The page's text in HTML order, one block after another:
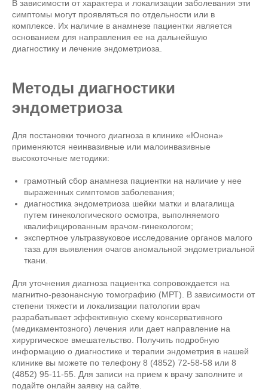
В зависимости от характера и локализации заболевания эти
симптомы могут проявляться по отдельности или в
комплексе. Их наличие в анамнезе пациентки является
основанием для направления ее на дальнейшую
диагностику и лечение эндометриоза.
Методы диагностики
эндометриоза
Для постановки точного диагноза в клинике «Юнона»
применяются неинвазивные или малоинвазивные
высокоточные методики:
грамотный сбор анамнеза пациентки на наличие у нее
выраженных симптомов заболевания;
диагностика эндометриоза шейки матки и влагалища
путем гинекологического осмотра, выполняемого
квалифицированным врачом-гинекологом;
экспертное ультразвуковое исследование органов малого
таза для выявления очагов аномальной эндометриальной
ткани.
Для уточнения диагноза пациентка сопровождается на
магнитно-резонансную томографию (МРТ). В зависимости от
степени тяжести и локализации патологии врач
разрабатывает эффективную схему консервативного
(медикаментозного) лечения или дает направление на
хирургическое вмешательство. Получить подробную
информацию о диагностике и терапии эндометрия в нашей
клинике вы можете по телефону 8 (4852) 72-58-58 или 8
(4852) 95-11-55. Для записи на прием к врачу заполните и
подайте онлайн заявку на сайте.